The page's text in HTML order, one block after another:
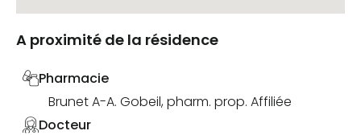
A proximité de la résidence
Pharmacie
Brunet A-A. Gobeil, pharm. prop. Affiliée
Docteur